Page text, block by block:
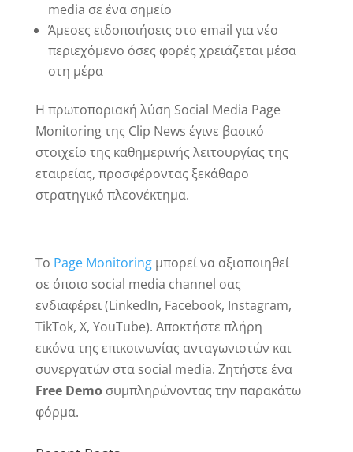
media σε ένα σημείο
Άμεσες ειδοποιήσεις στο email για νέο
περιεχόμενο όσες φορές χρειάζεται μέσα
στη μέρα
Η πρωτοποριακή λύση Social Media Page
Monitoring της Clip News έγινε βασικό
στοιχείο της καθημερινής λειτουργίας της
εταιρείας, προσφέροντας ξεκάθαρο
στρατηγικό πλεονέκτημα.
Το Page Monitoringμπορεί να αξιοποιηθεί
σε όποιο social media channel σας
ενδιαφέρει (LinkedIn, Facebook, Instagram,
TikTok, X, YouTube). Αποκτήστε πλήρη
εικόνα της επικοινωνίας ανταγωνιστών και
συνεργατών στα social media. Ζητήστε ένα
Free Demoσυμπληρώνοντας την παρακάτω
φόρμα.